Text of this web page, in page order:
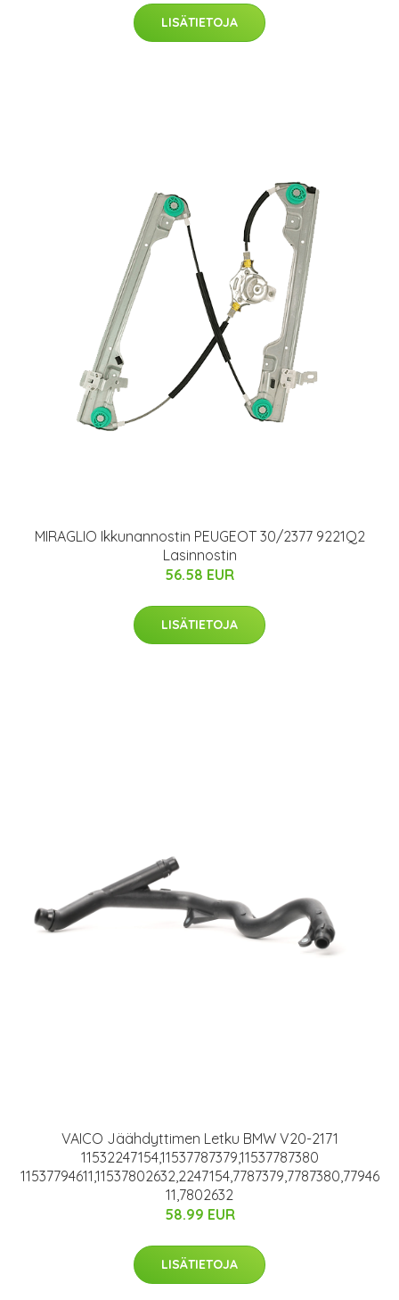
LISÄTIETOJA
MIRAGLIO Ikkunannostin PEUGEOT 30/2377 9221Q2
Lasinnostin
56.58 EUR
LISÄTIETOJA
VAICO Jäähdyttimen Letku BMW V20-2171
11532247154,11537787379,11537787380
11537794611,11537802632,2247154,7787379,7787380,77946
11,7802632
58.99 EUR
LISÄTIETOJA